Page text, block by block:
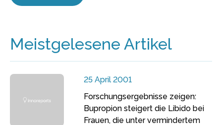
Meistgelesene Artikel
25 April 2001
Forschungsergebnisse zeigen:
Bupropion steigert die Libido bei
Frauen, die unter vermindertem